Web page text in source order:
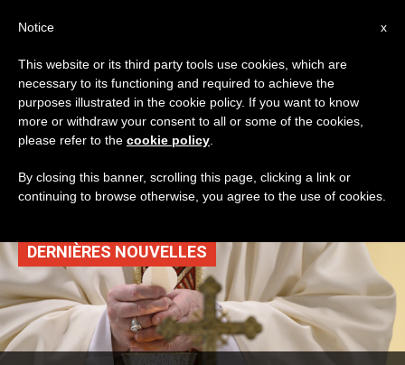
TAG
Posts Tagged
‘معجزات’
DERNIÈRES NOUVELLES
x
Notice
This website or its third party tools use cookies, which are
necessary to its functioning and required to achieve the
purposes illustrated in the cookie policy. If you want to know
more or withdraw your consent to all or some of the cookies,
please refer to the cookie policy
By closing this banner, scrolling this page, clicking a link or
continuing to browse otherwise, you agree to the use of cookies.